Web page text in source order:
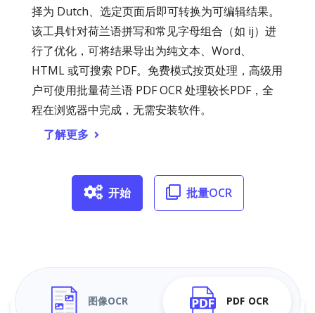
择为 Dutch、选定页面后即可转换为可编辑结果。
该工具针对荷兰语拼写和常见字母组合（如 ij）进
行了优化，可将结果导出为纯文本、Word、
HTML 或可搜索 PDF。免费模式按页处理，高级用
户可使用批量荷兰语 PDF OCR 处理较长PDF，全
程在浏览器中完成，无需安装软件。
了解更多
开始 批量OCR
图像OCR PDF OCR